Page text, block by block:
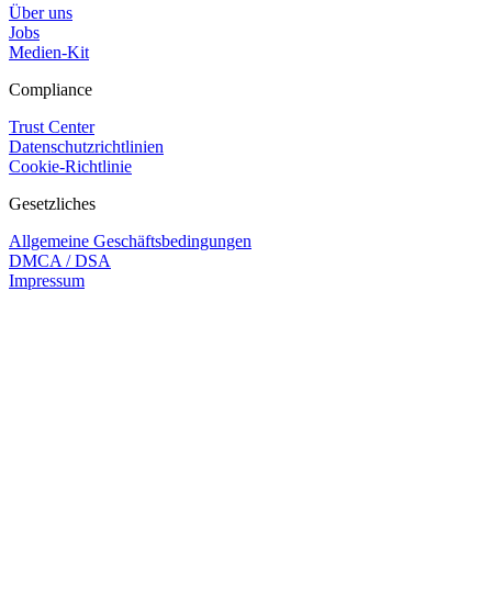
Über uns
Jobs
Medien-Kit
Compliance
Trust Center
Datenschutzrichtlinien
Cookie-Richtlinie
Gesetzliches
Allgemeine Geschäftsbedingungen
DMCA / DSA
Impressum